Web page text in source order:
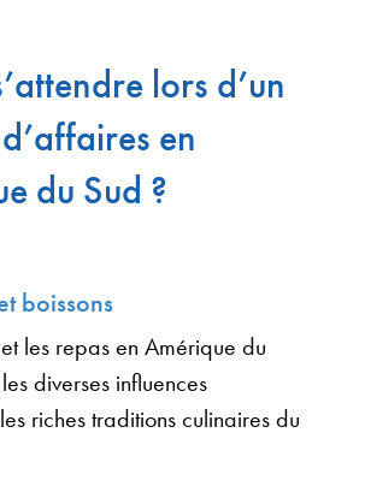
lors d’un
en
du Sud ?
boissons
les repas en Amérique du
diverses influences
riches traditions culinaires du